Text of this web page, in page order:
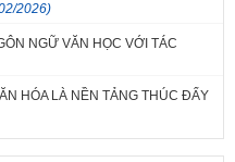
2026)
NGỮ VĂN HỌC VỚI TÁC
HÓA LÀ NỀN TẢNG THÚC ĐẨY